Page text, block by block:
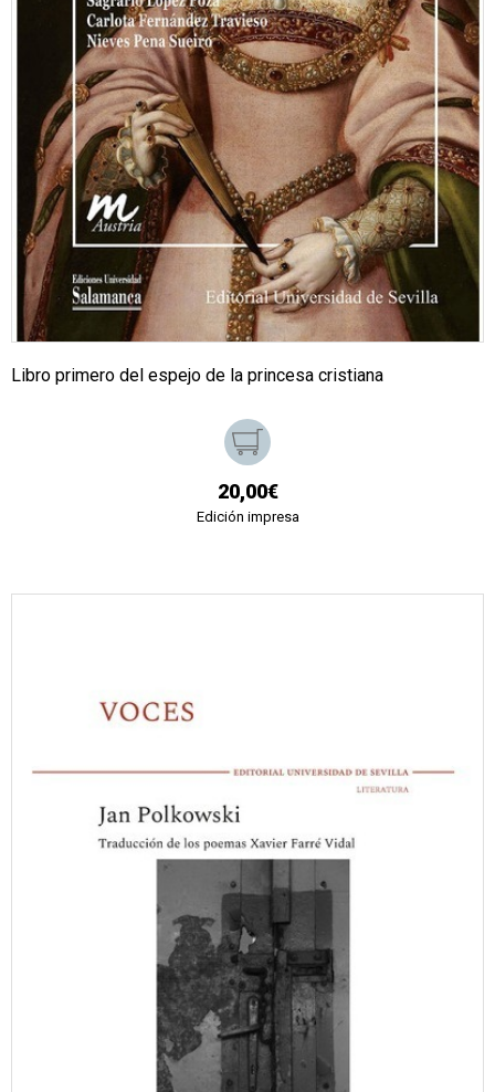
Libro primero del espejo de la princesa cristiana
20,00€
Edición impresa